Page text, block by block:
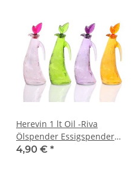
Herevin 1 lt Oil -Riva
Ölspender Essigspender
Ölbehälter Essigbehälter
4,90 € *